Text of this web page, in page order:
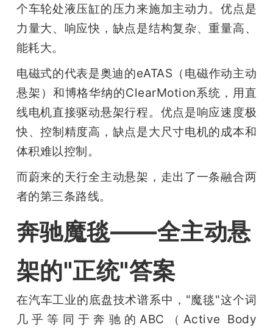
个车轮处液压缸的压力来施加主动力。优点是
力量大、响应快，缺点是结构复杂、重量高、
能耗大。
电磁式的代表是奥迪的eATAS（电磁作动主动
悬架）和博格华纳的ClearMotion系统，用直
线电机直接驱动悬架行程。优点是响应速度极
快、控制精度高，缺点是大尺寸电机的成本和
体积难以控制。
而蔚来的天行全主动悬架，走出了一条融合两
者的第三条路线。
奔驰魔毯——全主动悬
架的"正统"答案
在汽车工业的底盘技术谱系中，"魔毯"这个词
几乎等同于奔驰的ABC（Active Body